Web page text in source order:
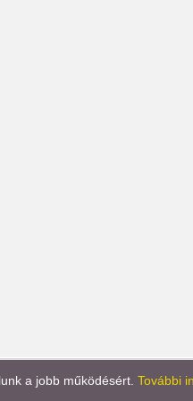
Könyvportál Líra könyv
a jobb működésért. További